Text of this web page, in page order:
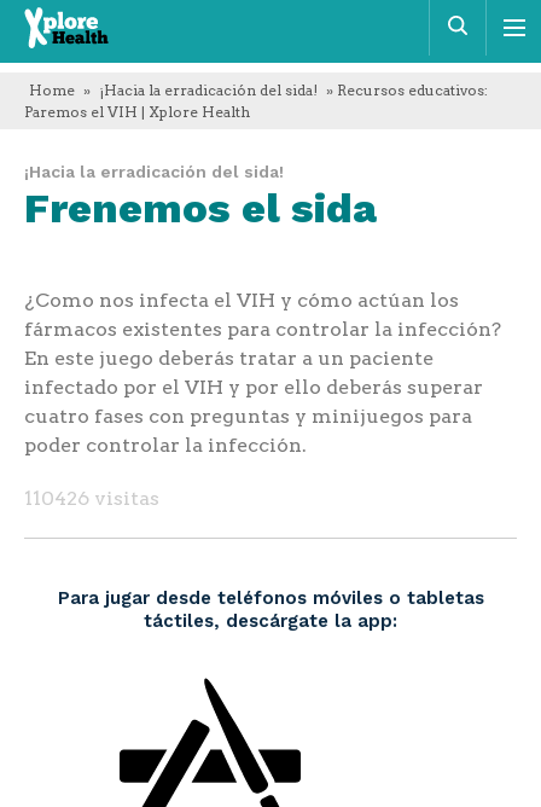
Xplore
Health
Home » ¡Hacia la erradicación del sida! » Recursos educativos:
Paremos el VIH | Xplore Health
¡Hacia la erradicación del sida!
Frenemos el sida
¿Como nos infecta el VIH y cómo actúan los
fármacos existentes para controlar la infección?
En este juego deberás tratar a un paciente
infectado por el VIH y por ello deberás superar
cuatro fases con preguntas y minijuegos para
poder controlar la infección.
110426 visitas
Para jugar desde teléfonos móviles o tabletas
táctiles, descárgate la app: